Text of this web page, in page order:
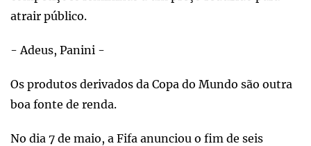
atrair público.
- Adeus, Panini -
Os produtos derivados da Copa do Mundo são outra
boa fonte de renda.
No dia 7 de maio, a Fifa anunciou o fim de seis